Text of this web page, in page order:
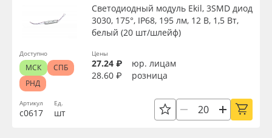
Артикул
с0617
Светодиодный модуль Ekil, 3SMD диод
3030, 175°, IP68, 195 лм, 12 В, 1,5 Вт,
белый (20 шт/шлейф)
Ед.
шт
Цены
27.24 ₽
юр. лицам
28.60 ₽
розница
Доступно
МСК
СПБ
РНД